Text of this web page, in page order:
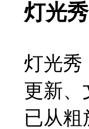
灯光
灯光秀
更新、
已从